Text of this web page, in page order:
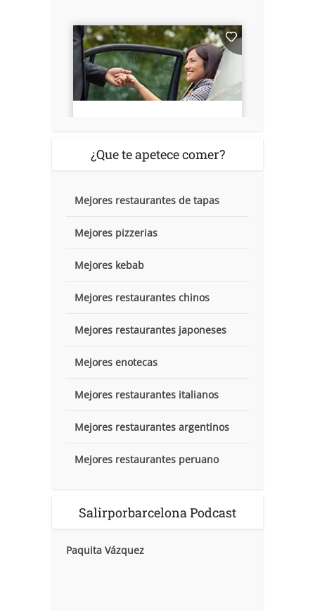
¿Que te apetece comer?
Mejores restaurantes de tapas
Mejores pizzerias
Mejores kebab
Mejores restaurantes chinos
Mejores restaurantes japoneses
Mejores enotecas
Mejores restaurantes italianos
Mejores restaurantes argentinos
Mejores restaurantes peruano
Salirporbarcelona Podcast
Paquita Vázquez